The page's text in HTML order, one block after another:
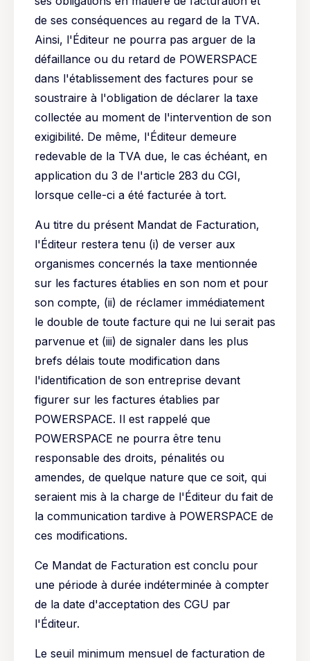
de ses conséquences au regard de la TVA.
Ainsi, l'Éditeur ne pourra pas arguer de la
défaillance ou du retard de POWERSPACE
dans l'établissement des factures pour se
soustraire à l'obligation de déclarer la taxe
collectée au moment de l'intervention de son
exigibilité. De même, l'Éditeur demeure
redevable de la TVA due, le cas échéant, en
application du 3 de l'article 283 du CGI,
lorsque celle-ci a été facturée à tort.
Au titre du présent Mandat de Facturation,
l'Éditeur restera tenu (i) de verser aux
organismes concernés la taxe mentionnée
sur les factures établies en son nom et pour
son compte, (ii) de réclamer immédiatement
le double de toute facture qui ne lui serait pas
parvenue et (iii) de signaler dans les plus
brefs délais toute modification dans
l'identification de son entreprise devant
figurer sur les factures établies par
POWERSPACE. Il est rappelé que
POWERSPACE ne pourra être tenu
responsable des droits, pénalités ou
amendes, de quelque nature que ce soit, qui
seraient mis à la charge de l'Éditeur du fait de
la communication tardive à POWERSPACE de
ces modifications.
Ce Mandat de Facturation est conclu pour
une période à durée indéterminée à compter
de la date d'acceptation des CGU par
l'Éditeur.
Le seuil minimum mensuel de facturation de